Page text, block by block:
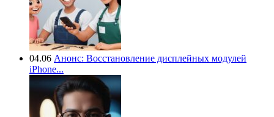
04.06 Анонс: Восстановление дисплейных модулей
iPhone...